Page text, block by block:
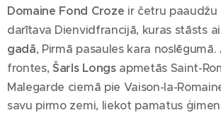
Domaine Fond Croze ir četru paaudžu
darītava Dienvidfrancijā, kuras stāsts
gadā, Pirmā pasaules kara
frontes, Šarls Longsapmetās Saint-
Malegarde ciemā pie Vaison-la-
savu pirmo zemi, liekot pamatus